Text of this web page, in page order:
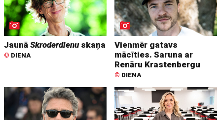
JaunāSkroderdienuskaņa
© DIENA
Vienmēr gatavs
mācīties. Saruna ar
Renāru Krastenbergu
© DIENA